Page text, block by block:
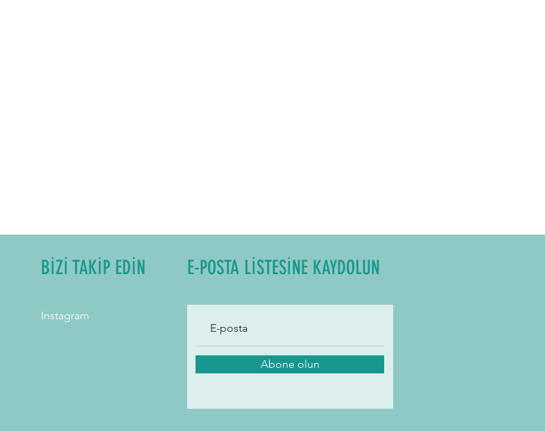
BİZİ TAKİP EDİN E-POSTA LİSTESİNE KAYDOLUN
Instagram
Abone olun